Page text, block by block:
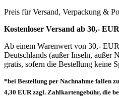
Preis für Versand, Verpackung &
Kostenloser Versand ab 30,-
Ab einem Warenwert von 30,-
Deutschlands (außer Inseln, außer
gratis, sofern die Bestellung keine
*bei Bestellung per Nachnahme fallen
4,30 EUR zzgl. Zahlkartengebühr, die